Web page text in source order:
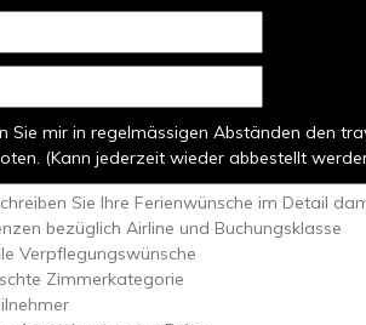
Sie mir in regelmässigen Abständen den
(Kann jederzeit wieder abbestellt